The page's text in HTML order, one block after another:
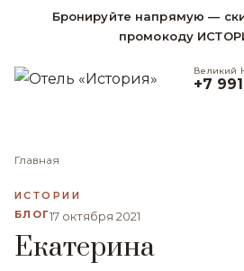
Бронируйте напрямую —
промокоду
Великий
+7
Главная
ИСТОРИИ
БЛОГ17 октября 2021
Екатерина